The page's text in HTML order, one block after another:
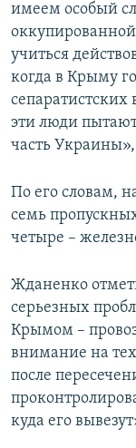
имеем особый
учиться
когда в Крыму
эти люди
часть
По его словам,
семь
четыре –
Жданенко
серьезных
Крымом –
внимание на
после
куда его